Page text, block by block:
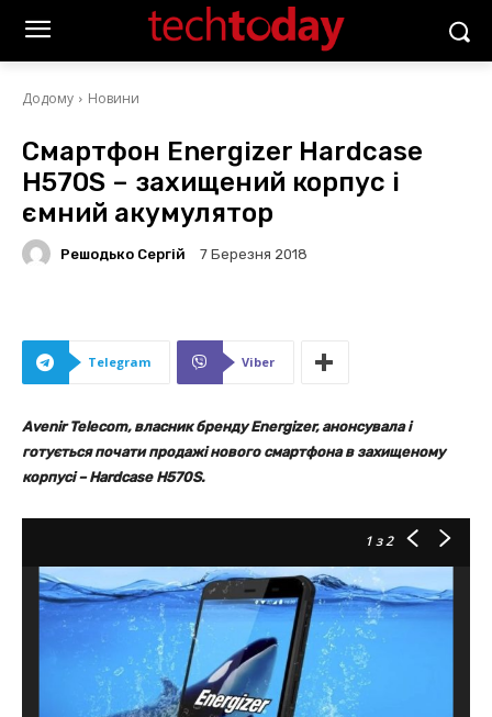
Додому Новини
Смартфон Energizer Hardcase
H570S – захищений корпус і
ємний акумулятор
Решодько Сергій 7 Березня 2018
Telegram Viber
Avenir Telecom, власник бренду Energizer, анонсувала і
готується почати продажі нового смартфона в захищеному
корпусі – Hardcase H570S.
1з 2